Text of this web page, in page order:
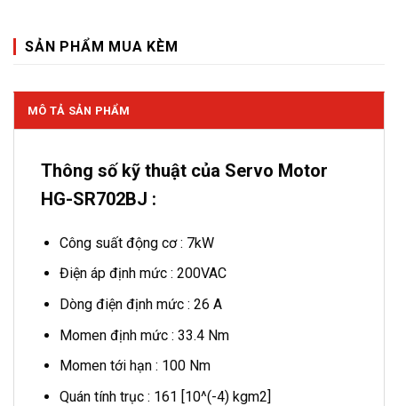
SẢN PHẨM MUA KÈM
MÔ TẢ SẢN PHẨM
Thông số kỹ thuật của Servo Motor
HG-SR702BJ :
Công suất động cơ : 7kW
Điện áp định mức : 200VAC
Dòng điện định mức : 26 A
Momen định mức : 33.4 Nm
Momen tới hạn : 100 Nm
Quán tính trục : 161 [10^(-4) kgm2]